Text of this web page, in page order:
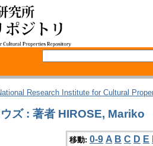
Research Institute for Cultural
ズ : 著者 HIROSE, Mariko
移動: 0-9 A B C D E